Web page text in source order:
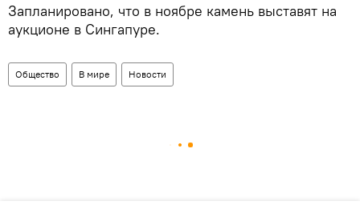
​Запланировано, что в ноябре камень выставят на
аукционе в Сингапуре.
Общество В мире Новости